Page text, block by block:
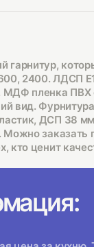
гарнитур,
2400. ЛДСП
пленка ПВХ
вид.
ДСП 38
Можно
кто ценит